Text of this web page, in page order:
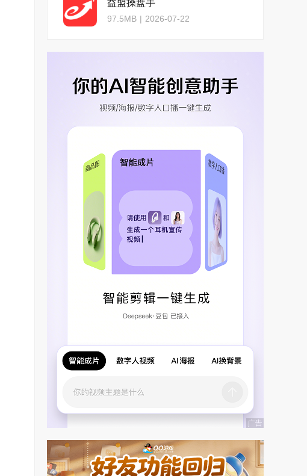
益盟操盘手
97.5MB | 2026-07-22